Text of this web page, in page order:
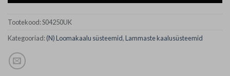
Tootekood:S04250UK
Kategooriad:(N) Loomakaalu süsteemid,Lammaste kaalusüsteemid